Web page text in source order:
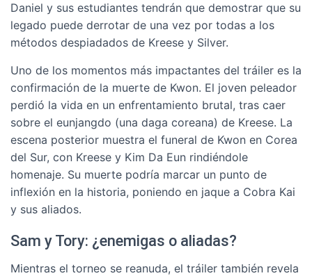
Daniel y sus estudiantes tendrán que demostrar que su
legado puede derrotar de una vez por todas a los
métodos despiadados de Kreese y Silver.
Uno de los momentos más impactantes del tráiler es la
confirmación de la muerte de Kwon. El joven peleador
perdió la vida en un enfrentamiento brutal, tras caer
sobre el eunjangdo (una daga coreana) de Kreese. La
escena posterior muestra el funeral de Kwon en Corea
del Sur, con Kreese y Kim Da Eun rindiéndole
homenaje. Su muerte podría marcar un punto de
inflexión en la historia, poniendo en jaque a Cobra Kai
y sus aliados.
Sam y Tory: ¿enemigas o aliadas?
Mientras el torneo se reanuda, el tráiler también revela